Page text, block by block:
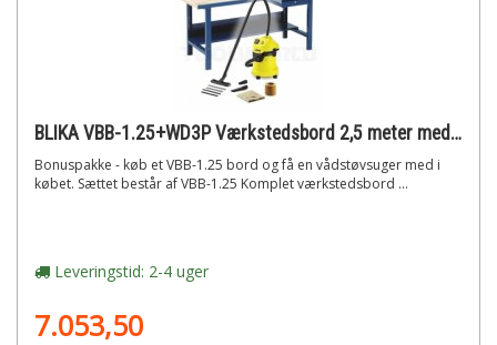
BLIKA VBB-1.25+WD3P Værkstedsbord 2,5 meter med skuffe (BONUS)
Bonuspakke - køb et VBB-1.25 bord og få en vådstøvsuger med i
købet. Sættet består af VBB-1.25 Komplet værkstedsbord ...
Leveringstid: 2-4 uger
7.053,50